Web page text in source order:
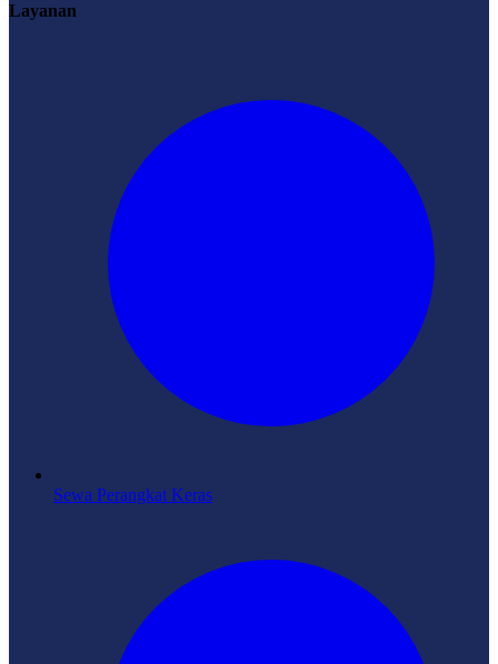
Layanan
Sewa Perangkat Keras